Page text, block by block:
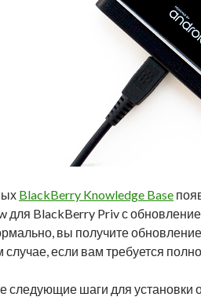
BlackBerry Knowledge Base
для BlackBerry Priv с
вы получите
случае, если вам требуется
следующие шаги для